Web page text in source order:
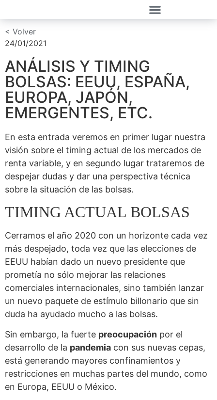
< Volver
24/01/2021
ANÁLISIS Y TIMING
BOLSAS: EEUU, ESPAÑA,
EUROPA, JAPÓN,
EMERGENTES, ETC.
En esta entrada veremos en primer lugar nuestra
visión sobre el timing actual de los mercados de
renta variable, y en segundo lugar trataremos de
despejar dudas y dar una perspectiva técnica
sobre la situación de las bolsas.
TIMING ACTUAL BOLSAS
Cerramos el año 2020 con un horizonte cada vez
más despejado, toda vez que las elecciones de
EEUU habían dado un nuevo presidente que
prometía no sólo mejorar las relaciones
comerciales internacionales, sino también lanzar
un nuevo paquete de estímulo billonario que sin
duda ha ayudado mucho a las bolsas.
Sin embargo, la fuerte preocupación por el
desarrollo de la pandemia con sus nuevas cepas,
está generando mayores confinamientos y
restricciones en muchas partes del mundo, como
en Europa, EEUU o México.